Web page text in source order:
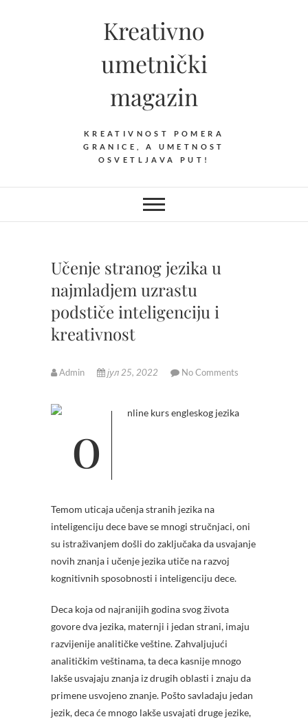
Kreativno
umetnički
magazin
KREATIVNOST POMERA
GRANICE, A UMETNOST
OSVETLJAVA PUT!
Učenje stranog jezika u
najmladjem uzrastu
podstiče inteligenciju i
kreativnost
Admin јул 25, 2022 No Comments
Temom uticaja učenja stranih jezika na
inteligenciju dece bave se mnogi stručnjaci, oni
su istraživanjem došli do zaključaka da usvajanje
novih znanja i učenje jezika utiče na razvoj
kognitivnih sposobnosti i inteligenciju dece.
Deca koja od najranijih godina svog života
govore dva jezika, maternji i jedan strani, imaju
razvijenije analitičke veštine. Zahvaljujući
analitičkim veštinama, ta deca kasnije mnogo
lakše usvajaju znanja iz drugih oblasti i znaju da
primene usvojeno znanje. Pošto savladaju jedan
jezik, deca će mnogo lakše usvajati druge jezike,